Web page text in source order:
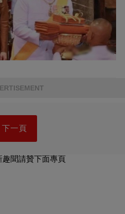
下一頁
趣聞請贊下面專頁